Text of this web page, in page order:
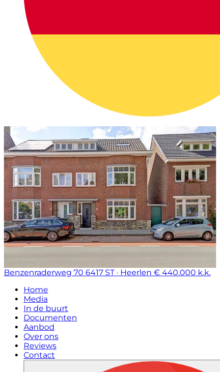
Benzenraderweg 70 6417 ST · Heerlen € 440.000 k.k.
Home
Media
In de buurt
Documenten
Aanbod
Over ons
Reviews
Contact